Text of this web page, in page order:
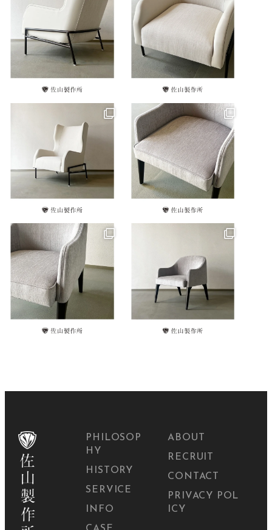
PHILOSOP
HY
HISTORY
SERVICE
INFO
ABOUT
RECRUIT
CONTACT
PRIVACY POL
ICY